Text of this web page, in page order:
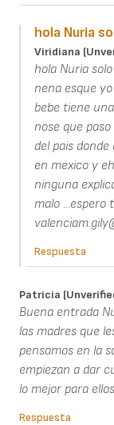
hola Nuria
Viridiana
hola Nuria
nena esque
bebe tiene
nose que
del pais
en mexico y
ninguna
malo
Respuesta
Patricia
Buena entrada
las madres que
pensamos en la
empiezan a dar
lo mejor para
Respuesta